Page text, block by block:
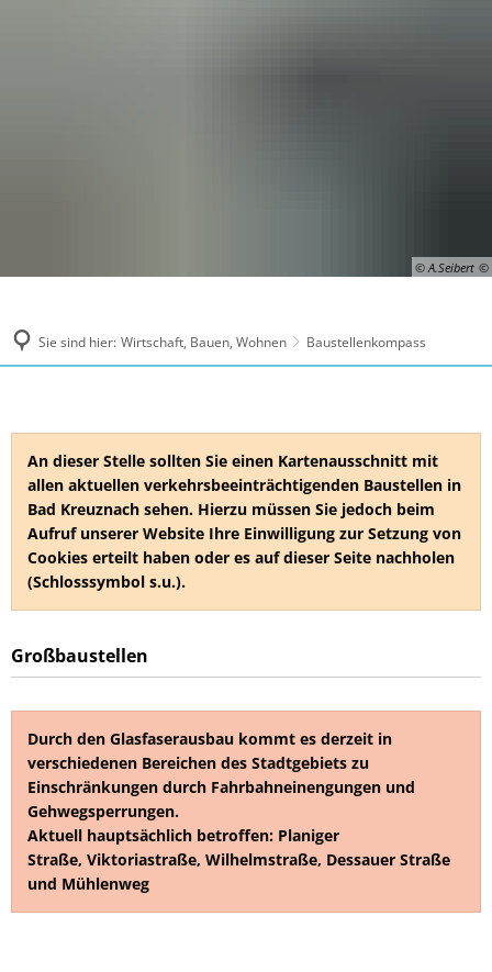
© A.Seibert
Sie sind hier: Wirtschaft, Bauen, Wohnen Baustellenkompass
Baustellenkompass
An dieser Stelle sollten Sie einen Kartenausschnitt mit
allen aktuellen verkehrsbeeinträchtigenden Baustellen in
Bad Kreuznach sehen. Hierzu müssen Sie jedoch beim
Aufruf unserer Website Ihre Einwilligung zur Setzung von
Cookies erteilt haben oder es auf dieser Seite nachholen
(Schlosssymbol s.u.).
Großbaustellen
Durch den Glasfaserausbau kommt es derzeit in
verschiedenen Bereichen des Stadtgebiets zu
Einschränkungen durch Fahrbahneinengungen und
Gehwegsperrungen.
Aktuell hauptsächlich betroffen: Planiger
Straße, Viktoriastraße, Wilhelmstraße, Dessauer Straße
und Mühlenweg